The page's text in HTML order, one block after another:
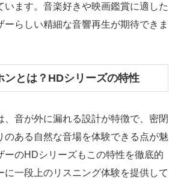
います。音楽好きや映画鑑賞に適した
ーらしい精細な音響再生が期待できま
ンとは？HDシリーズの特性
、音が外に漏れる設計が特徴で、密閉
のある自然な音場を体験できる点が魅
ーのHDシリーズもこの特性を徹底的
に一段上のリスニング体験を提供して